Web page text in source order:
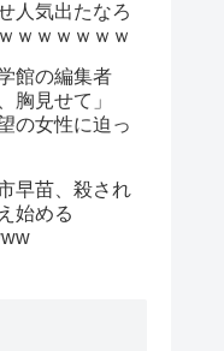
人気出たなろ
ｗｗｗｗｗｗ
館の編集者
、胸見せて」
の女性に迫っ
早苗、殺され
始める